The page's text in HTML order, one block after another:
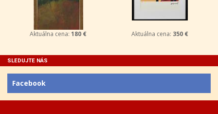
Aktuálna cena: 180 € Aktuálna cena: 350 €
SLEDUJTE NÁS
Facebook